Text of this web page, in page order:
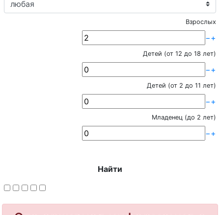
Взрослых
−+
Детей (от 12 до 18 лет)
−+
Детей (от 2 до 11 лет)
−+
Младенец (до 2 лет)
−+
Найти